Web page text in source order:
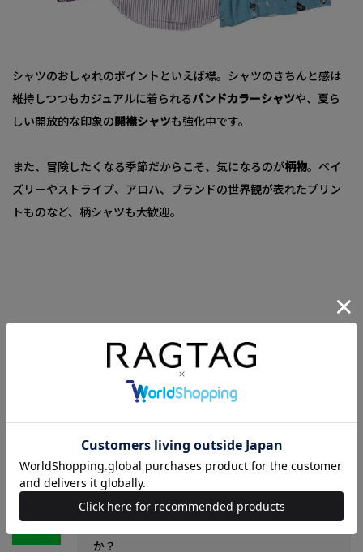
シャツのおしゃれのポイントといえば襟。シャツのきちんと感は
維持しつつもカジュアルに着られるバンドカラーシャツや、夏ら
しい開放的な印象の開襟シャツも強化中です。
また、冒険したくなる季節だからこそ、気になるのが柄物。ペイ
ズリーやストライプ、アロハ、ブランドの世界観が表れたプリン
トものなど、柄シャツも大歓迎。
Tシャツ＆シャツのお買い取りでよくある質問
大事にしていたお洋服だからこそ、お買い取りに出すなら少しで
もお得にしたいですよね。
Tシャツやシャツのお買い取りでよくある質問をご紹介します。
きれいなものでないと買い取ってもらえません
か？